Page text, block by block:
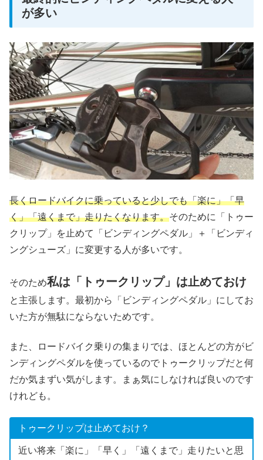
が多い
長くロードバイクに乗っていると少しでも「楽に」「早
く」「遠くまで」走りたくなります。そのために「トゥー
クリップ」を止めて「ビンディングペダル」＋「ビンディ
ングシューズ」に変更する人が多いです。
そのため私は「トゥークリップ」は止めておけ
と主張します。最初から「ビンディングペダル」にしてお
いた方が無駄にならないためです。
また、ロードバイク乗りの集まりでは、ほとんどの方がビ
ンディングペダルを使っているのでトゥークリップだと何
だか気まずい気がします。まぁ気にしなければ良いのです
けれども。
トゥークリップは止めておけ？
近い将来「楽に」「早く」「遠くまで」走りたいと思